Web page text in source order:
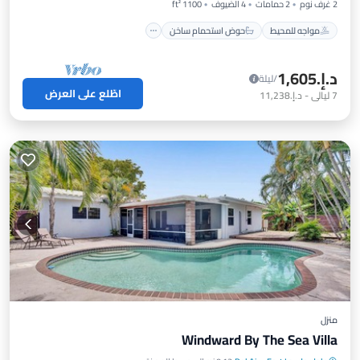
2 غرف نوم 2 حمامات 4 الضيوف
1100 ft²
مواجه للمحيط
حوض استحمام ساخن
د.إ.‏1,605
/ليلة
7ليالي- د.إ.‏11,238 اطّلع على العرض
منزل
Windward By The Sea Villa